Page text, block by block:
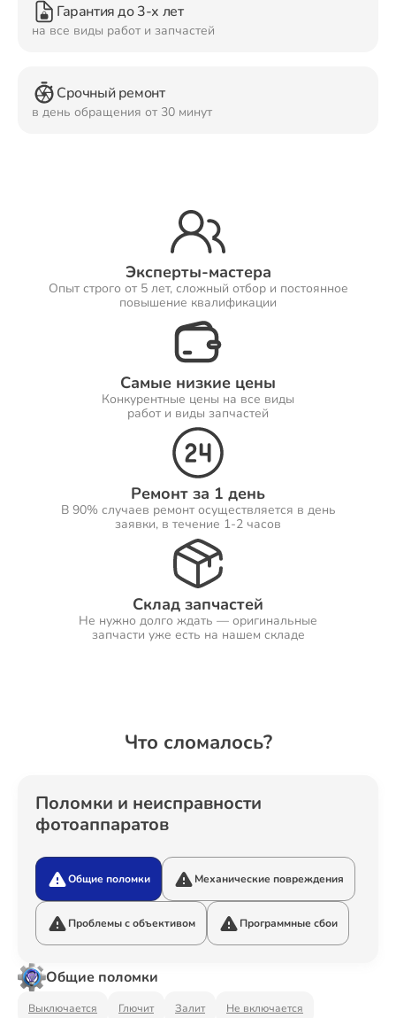
Гарантия до 3-х лет
на все виды работ и запчастей
Срочный ремонт
в день обращения от 30 минут
Эксперты-мастера
Опыт строго от 5 лет, сложный отбор и постоянное
повышение квалификации
Самые низкие цены
Конкурентные цены на все виды
работ и виды запчастей
Ремонт за 1 день
В 90% случаев ремонт осуществляется в день
заявки, в течение 1-2 часов
Склад запчастей
Не нужно долго ждать — оригинальные
запчасти уже есть на нашем складе
Что сломалось?
Поломки и неисправности
фотоаппаратов
Общие поломки Механические повреждения
Проблемы с объективом Программные сбои
Общие поломки
Выключается Глючит Залит Не включается
Ремонт Принтеров
Ремонт Саундбаров
Ремонт VR систем
Ремонт Сабвуферов
Ремонт Посудомоечных машин
Ремонт Холодильников
Ремонт Варочных панелей
Ремонт Акустических систем